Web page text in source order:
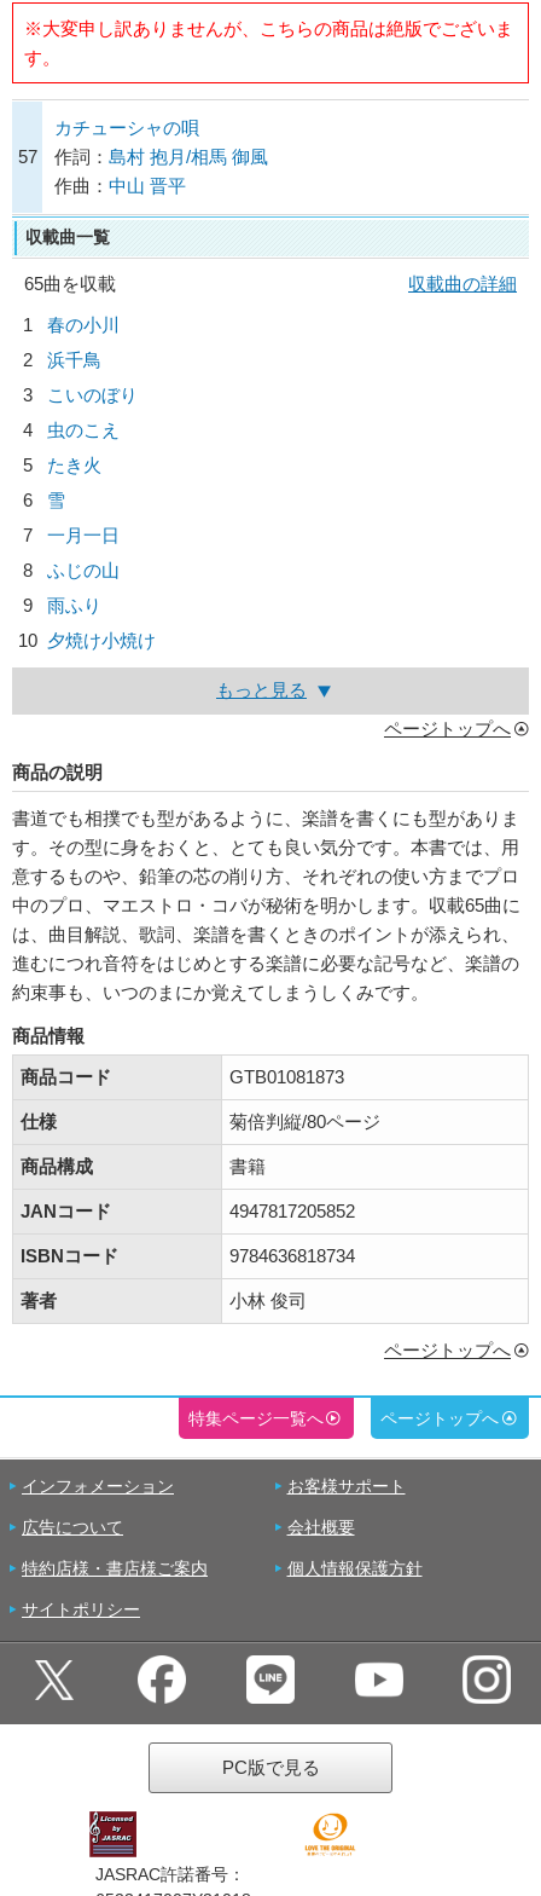
※大変申し訳ありませんが、こちらの商品は絶版でございま
す。
57
カチューシャの唄
作詞： 島村 抱月/相馬 御風
作曲： 中山 晋平
収載曲一覧
65曲を収載
収載曲の詳細
1
春の小川
2
浜千鳥
3
こいのぼり
4
虫のこえ
5
たき火
6
雪
7
一月一日
8
ふじの山
9
雨ふり
10 夕焼け小焼け
もっと見る
ページトップへ
商品の説明
書道でも相撲でも型があるように、楽譜を書くにも型がありま
す。その型に身をおくと、とても良い気分です。本書では、用
意するものや、鉛筆の芯の削り方、それぞれの使い方までプロ
中のプロ、マエストロ・コバが秘術を明かします。収載65曲に
は、曲目解説、歌詞、楽譜を書くときのポイントが添えられ、
進むにつれ音符をはじめとする楽譜に必要な記号など、楽譜の
約束事も、いつのまにか覚えてしまうしくみです。
商品情報
商品コード
GTB01081873
仕様 菊倍判縦/80ページ
商品構成 書籍
JANコード 4947817205852
ISBNコード 9784636818734
著者 小林 俊司
ページトップへ
特集ページ一覧へ ページトップへ
インフォメーション お客様サポート
広告について 会社概要
特約店様・書店様ご案内 個人情報保護方針
サイトポリシー
PC版で見る
JASRAC許諾番号：